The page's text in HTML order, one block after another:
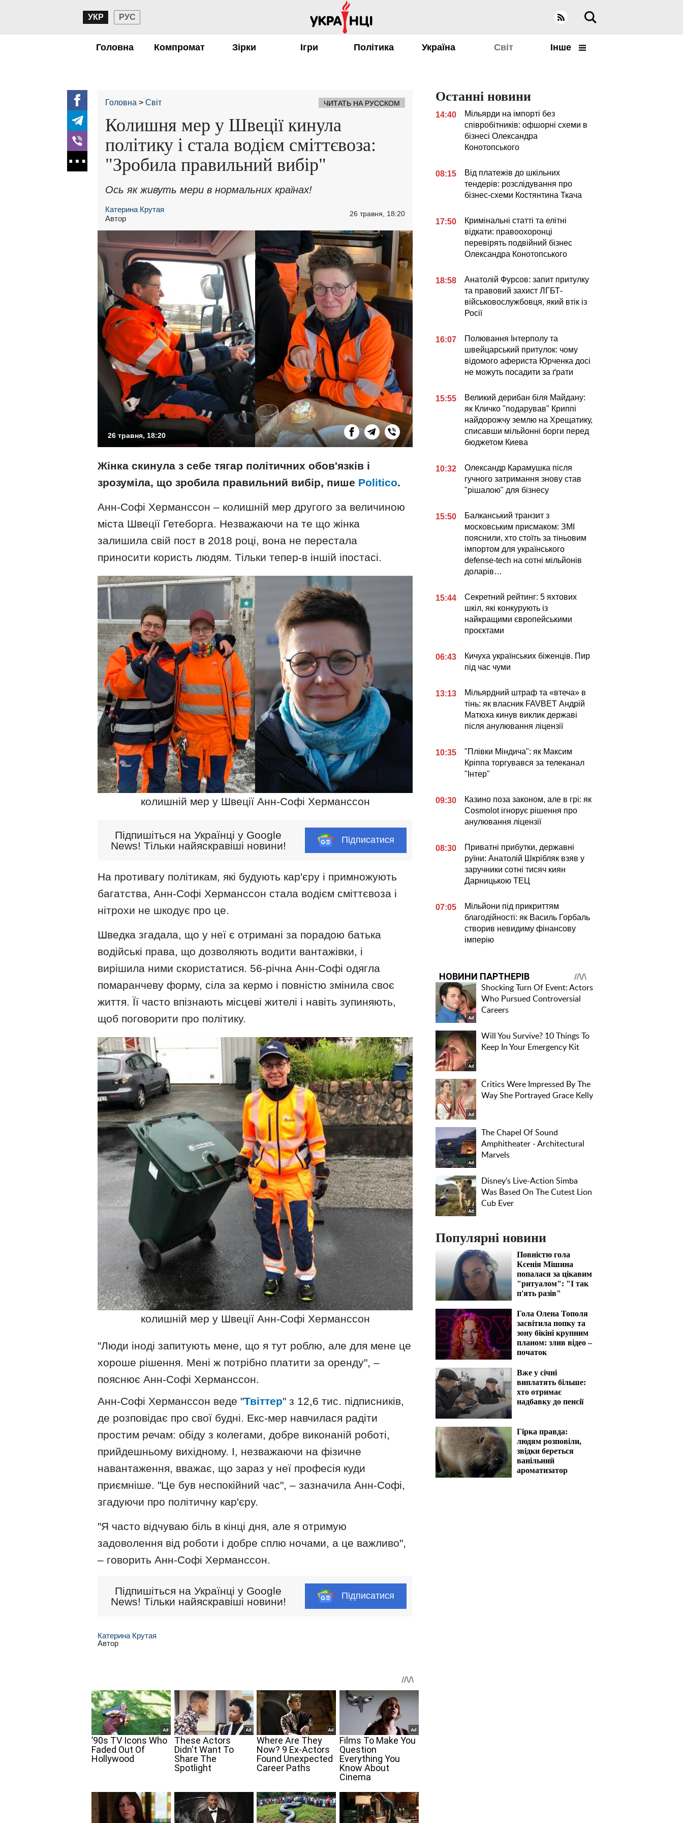
УКР РУС
Головна Компромат Зірки Ігри Політика Україна Світ Інше
Головна Світ ЧИТАТЬ НА РУССКОМ
Колишня мер у Швеції кинула
політику і стала водієм сміттєвоза:
"Зробила правильний вибір"
Ось як живуть мери в нормальних країнах!
Катерина Крутая
Автор
26 травня, 18:20
26 травня, 18:20
Жінка скинула з себе тягар політичних обов'язків і
зрозуміла, що зробила правильний вибір, пише Politico.
Анн-Софі Херманссон – колишній мер другого за величиною
міста Швеції Гетеборга. Незважаючи на те що жінка
залишила свій пост в 2018 році, вона не перестала
приносити користь людям. Тільки тепер-в іншій іпостасі.
колишній мер у Швеції Анн-Софі Херманссон
Підпишіться на Українці у Google
News! Тільки найяскравіші новини!
Підписатися
На противагу політикам, які будують кар'єру і примножують
багатства, Анн-Софі Херманссон стала водієм сміттєвоза і
нітрохи не шкодує про це.
Шведка згадала, що у неї є отримані за порадою батька
водійські права, що дозволяють водити вантажівки, і
вирішила ними скористатися. 56-річна Анн-Софі одягла
помаранчеву форму, сіла за кермо і повністю змінила своє
життя. Її часто впізнають місцеві жителі і навіть зупиняють,
щоб поговорити про політику.
колишній мер у Швеції Анн-Софі Херманссон
"Люди іноді запитують мене, що я тут роблю, але для мене це
хороше рішення. Мені ж потрібно платити за оренду", –
пояснює Анн-Софі Херманссон.
Анн-Софі Херманссон веде "Твіттер" з 12,6 тис. підписників,
де розповідає про свої будні. Екс-мер навчилася радіти
простим речам: обіду з колегами, добре виконаній роботі,
прийдешньому вихідному. І, незважаючи на фізичне
навантаження, вважає, що зараз у неї професія куди
приємніше. "Це був неспокійний час", – зазначила Анн-Софі,
згадуючи про політичну кар'єру.
"Я часто відчуваю біль в кінці дня, але я отримую
задоволення від роботи і добре сплю ночами, а це важливо",
– говорить Анн-Софі Херманссон.
Підпишіться на Українці у Google
News! Тільки найяскравіші новини!
Підписатися
Катерина Крутая
Автор
Останні новини
14:40
Мільярди на імпорті без
співробітників: офшорні схеми в
бізнесі Олександра
Конотопського
08:15
Від платежів до шкільних
тендерів: розслідування про
бізнес-схеми Костянтина Ткача
17:50
Кримінальні статті та елітні
відкати: правоохоронці
перевірять подвійний бізнес
Олександра Конотопського
18:58
Анатолій Фурсов: запит притулку
та правовий захист ЛГБТ-
військовослужбовця, який втік із
Росії
16:07
Полювання Інтерполу та
швейцарський притулок: чому
відомого афериста Юрченка досі
не можуть посадити за ґрати
15:55
Великий дерибан біля Майдану:
як Кличко "подарував" Криппі
найдорожчу землю на Хрещатику,
списавши мільйонні борги перед
бюджетом Киева
10:32
Олександр Карамушка після
гучного затримання знову став
"рішалою" для бізнесу
15:50
Балканський транзит з
московським присмаком: ЗМІ
пояснили, хто стоїть за тіньовим
імпортом для українського
defense-tech на сотні мільйонів
доларів…
15:44
Секретний рейтинг: 5 яхтових
шкіл, які конкурують із
найкращими європейськими
проєктами
06:43
Кичуха українських біженців. Пир
під час чуми
13:13
Мільярдний штраф та «втеча» в
тінь: як власник FAVBET Андрій
Матюха кинув виклик державі
після анулювання ліцензії
10:35
"Плівки Міндича": як Максим
Кріппа торгувався за телеканал
"Інтер"
09:30
Казино поза законом, але в грі: як
Cosmolot ігнорує рішення про
анулювання ліцензії
08:30
Приватні прибутки, державні
руїни: Анатолій Шкрібляк взяв у
заручники сотні тисяч киян
Дарницькою ТЕЦ
07:05
Мільйони під прикриттям
благодійності: як Василь Горбаль
створив невидиму фінансову
імперію
Популярні новини
Повністю гола
Ксенія Мішина
попалася за цікавим
"ритуалом": "І так
п'ять разів"
Гола Олена Тополя
засвітила попку та
зону бікіні крупним
планом: злив відео –
початок
Вже у січні
виплатять більше:
хто отримає
надбавку до пенсії
Гірка правда:
людям розповіли,
звідки береться
ванільний
ароматизатор